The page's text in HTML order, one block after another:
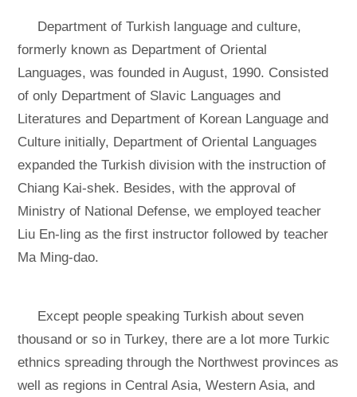
Department of Turkish language and culture,
formerly known as Department of Oriental
Languages, was founded in August, 1990. Consisted
of only Department of Slavic Languages and
Literatures and Department of Korean Language and
Culture initially, Department of Oriental Languages
expanded the Turkish division with the instruction of
Chiang Kai-shek. Besides, with the approval of
Ministry of National Defense, we employed teacher
Liu En-ling as the first instructor followed by teacher
Ma Ming-dao.
Except people speaking Turkish about seven
thousand or so in Turkey, there are a lot more Turkic
ethnics spreading through the Northwest provinces as
well as regions in Central Asia, Western Asia, and